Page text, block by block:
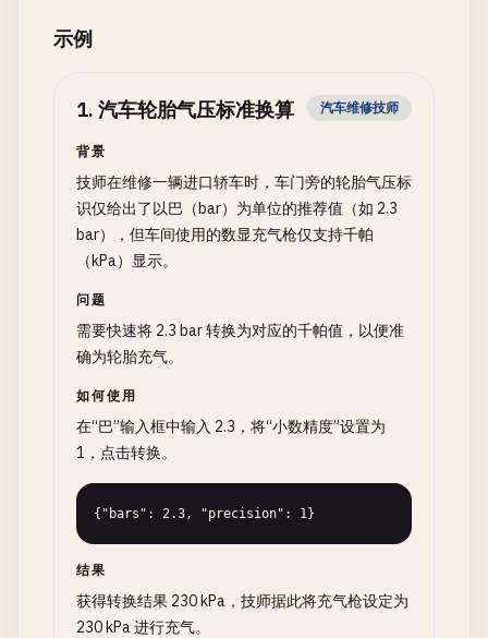
示例
1. 汽车轮胎气压标准换算 汽车维修技师
背景
技师在维修一辆进口轿车时，车门旁的轮胎气压标
识仅给出了以巴（bar）为单位的推荐值（如 2.3
bar），但车间使用的数显充气枪仅支持千帕
（kPa）显示。
问题
需要快速将 2.3 bar 转换为对应的千帕值，以便准
确为轮胎充气。
如何使用
在“巴”输入框中输入 2.3，将“小数精度”设置为
1，点击转换。
{"bars": 2.3, "precision": 1}
结果
获得转换结果 230 kPa，技师据此将充气枪设定为
230 kPa 进行充气。